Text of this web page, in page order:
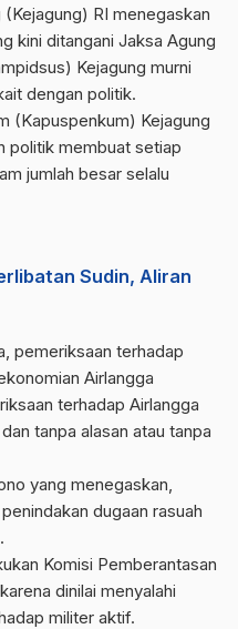
(Kejagung) RI menegaskan
kini ditangani Jaksa Agung
Kejagung murni
dengan politik.
(Kapuspenkum) Kejagung
politik membuat setiap
jumlah besar selalu
Sudin, Aliran
pemeriksaan terhadap
Airlangga
terhadap Airlangga
tanpa alasan atau tanpa
yang menegaskan,
dugaan rasuah
Komisi Pemberantasan
dinilai menyalahi
militer aktif.